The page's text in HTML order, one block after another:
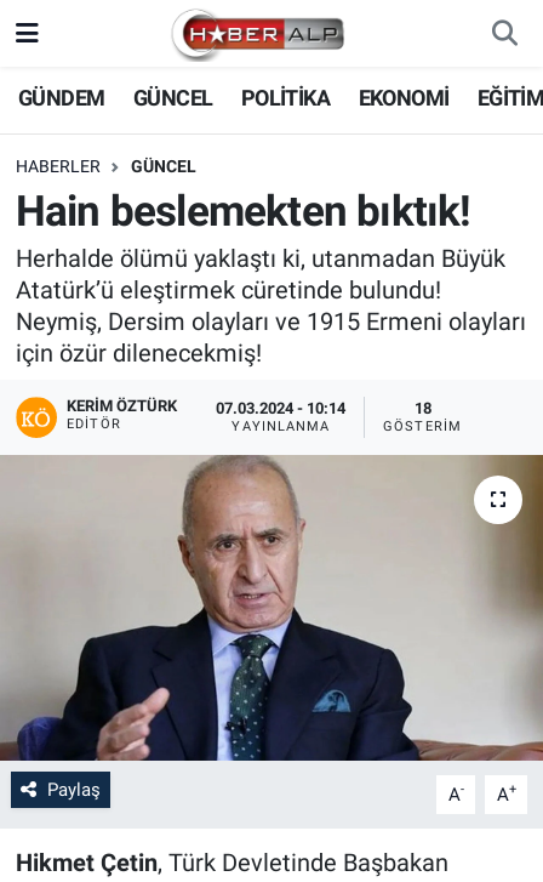
GÜNDEM GÜNCEL POLİTİKA EKONOMİ
HABERLER GÜNCEL
Hain beslemekten bıktık!
Herhalde ölümü yaklaştı ki, utanmadan Büyük
Atatürk’ü eleştirmek cüretinde bulundu!
Neymiş, Dersim olayları ve 1915 Ermeni olayları
için özür dilenecekmiş!
KERIM ÖZTÜRK
EDITÖR
07.03.2024 - 10:14
YAYINLANMA
18
GÖSTERIM
Paylaş A- A+
Hikmet Çetin, Türk Devletinde Başbakan
Nöbetçi Eczaneler
Hava Durumu
Trafik Durumu
Süper Lig Puan Durumu ve Fikstür
Tüm Manşetler
Son Dakika Haberleri